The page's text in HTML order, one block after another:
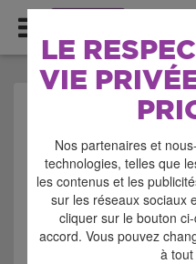
LE
VIE
Nos partenaires et
technologies, telles que
les contenus et les
sur les réseaux sociaux
cliquer sur le bouton
accord. Vous pouvez
à
AGENDA